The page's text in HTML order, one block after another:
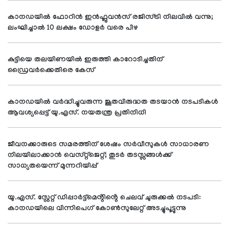
കാനഡയിൽ ഫോറിൻ ഇൻഫ്ലുവൻസ് രജിസ്ട്രി നിലവിൽ വന്നു;
ലംഘിച്ചാൽ 10 ലക്ഷം ഡോളർ വരെ പിഴ
കുട്ടിയെ തലയിണയിൽ ഇരുത്തി കാറോടിച്ചതിന്
ഡ്രൈവർക്കെതിരെ കേസ്
കാനഡയിൽ വർദ്ധിച്ചുവരുന്ന ജൂതവിരുദ്ധത തടയാൻ നടപടികൾ
ആവശ്യപ്പെട്ട് യു.എസ്. നയതന്ത്ര പ്രതിനിധി
ജീവനക്കാരുടെ സമരത്തിന് ശേഷം സർവീസുകൾ സാധാരണ
നിലയിലാക്കാൻ വെസ്റ്റ്‌ജെറ്റ്; തുടർ തടസ്സങ്ങൾക്ക്
സാധ്യതയെന്ന് മുന്നറിയിപ്പ്
യു.എസ്. സ്റ്റേറ്റ് ഡിപ്പാർട്ട്മെൻ്റിൻ്റെ ചെലവ് ചുരുക്കൽ നടപടി:
കാനഡയിലെ വിന്നിപെഗ് കോൺസുലേറ്റ് അടച്ചുപൂട്ടുന്നു